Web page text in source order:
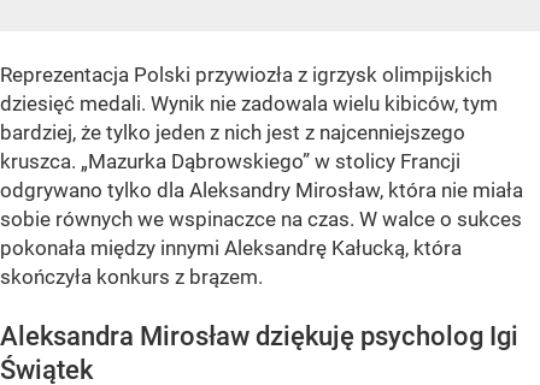
Reprezentacja Polski przywiozła z igrzysk olimpijskich
dziesięć medali. Wynik nie zadowala wielu kibiców, tym
bardziej, że tylko jeden z nich jest z najcenniejszego
kruszca. „Mazurka Dąbrowskiego” w stolicy Francji
odgrywano tylko dla Aleksandry Mirosław, która nie miała
sobie równych we wspinaczce na czas. W walce o sukces
pokonała między innymi Aleksandrę Kałucką, która
skończyła konkurs z brązem.
Aleksandra Mirosław dziękuję psycholog Igi
Świątek